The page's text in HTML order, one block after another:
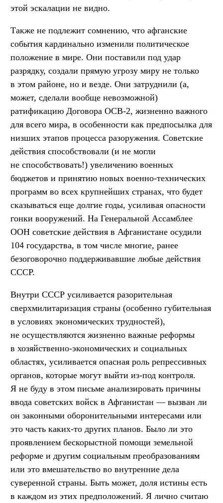
этой эскалации не видно.
Также не подлежит сомнению, что афганские
события кардинально изменили политическое
положение в мире. Они поставили под удар
разрядку, создали прямую угрозу миру не только
в этом районе, но и везде. Они затруднили (а,
может, сделали вообще невозможной)
ратификацию Договора ОСВ-2, жизненно важного
для всего мира, в особенности как предпосылка для
низших этапов процесса разоружения. Советские
действия способствовали (и не могли
не способствовать!) увеличению военных
бюджетов и принятию новых военно-технических
программ во всех крупнейших странах, что будет
сказываться еще долгие годы, усиливая опасности
гонки вооружений. На Генеральной Ассамблее
ООН советские действия в Афганистане осудили
104 государства, в том числе многие, ранее
безоговорочно поддерживавшие любые действия
СССР.
Внутри СССР усиливается разорительная
сверхмилитаризация страны (особенно губительная
в условиях экономических трудностей),
не осуществляются жизненно важные реформы
в хозяйственно-экономических и социальных
областях, усиливается опасная роль репрессивных
органов, которые могут выйти из-под контроля.
Я не буду в этом письме анализировать причины
ввода советских войск в Афганистан — вызван ли
он законными оборонительными интересами или
это часть каких-то других планов. Было ли это
проявлением бескорыстной помощи земельной
реформе и другим социальным преобразованиям
или это вмешательство во внутренние дела
суверенной страны. Быть может, доля истины есть
в каждом из этих предположений. Я лично считаю